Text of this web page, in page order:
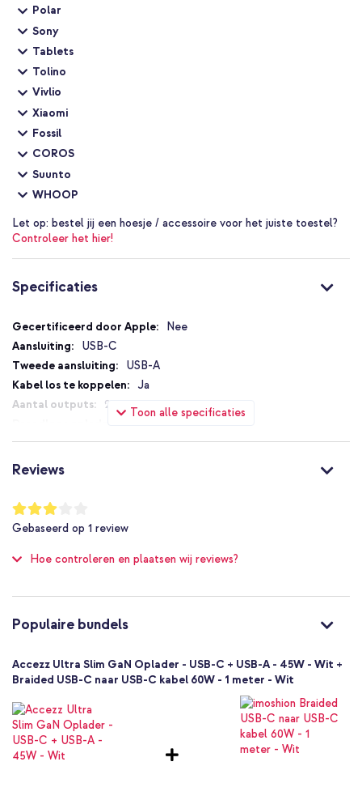
Polar
Sony
Tablets
Tolino
Vivlio
Xiaomi
Fossil
COROS
Suunto
WHOOP
Let op: bestel jij een hoesje / accessoire voor het juiste toestel?
Controleer het hier!
Specificaties
Toon alle specificaties
Specificaties
Nee
USB-C
USB-A
Ja
2
45 W
Nee
Accezz
Wit
Kunststof
Nee
Universeel
Camera, Draadloze koptelefoon,
E-reader, Powerbank, Smartphone, Smartwatch, Tablet, Draadloze
oortjes
Reviews
Waardering:
60
%
of
Gebaseerd op 1 review
Hoe controleren en plaatsen wij reviews?
Populaire bundels
Accezz Ultra Slim GaN Oplader - USB-C + USB-A - 45W - Wit +
Braided USB-C naar USB-C kabel 60W - 1 meter - Wit